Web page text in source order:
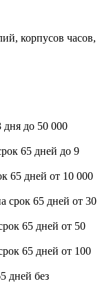
корпусов часов,
до 50 000
65 дней до 9
65 дней от 10 000
срок 65 дней от 30
65 дней от 50
65 дней от 100
дней без